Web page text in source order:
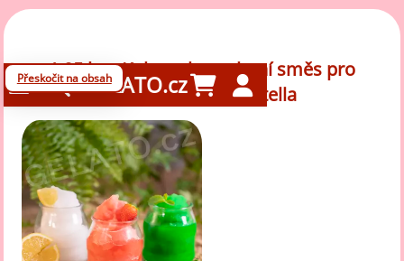
Přeskočit na obsahGELATO.cz
1,05 kg - Kokos - kompletní směs pro
sorbet a nanuky, Stella